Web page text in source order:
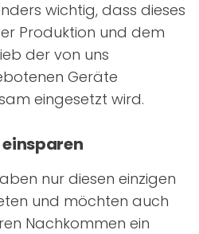
wichtig, dass dieses
Produktion und dem
der von uns
Geräte
eingesetzt wird.
einsparen
nur diesen einzigen
und möchten auch
Nachkommen ein